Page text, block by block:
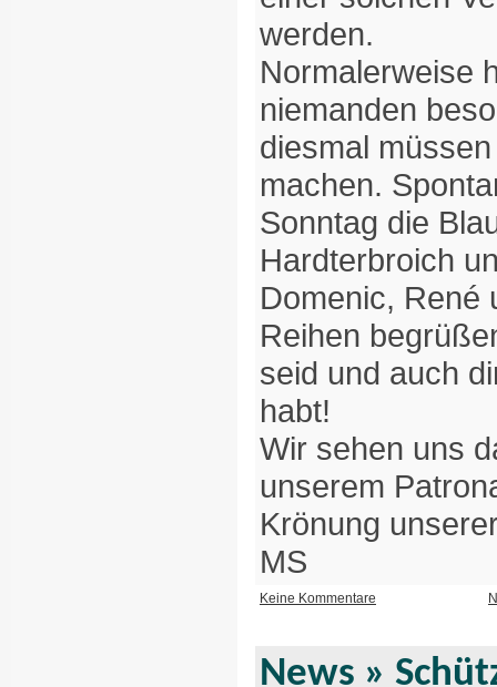
werden.
Normalerweise
niemanden
diesmal
machen.
Sonntag die
Hardterbroich
Domenic, René
Reihen
seid und auch
habt!
Wir sehen uns
unserem
Krönung
MS
Keine Kommentare
News »